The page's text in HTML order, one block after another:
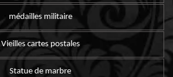
médailles militaire
Vieilles cartes postales
Statue de marbre